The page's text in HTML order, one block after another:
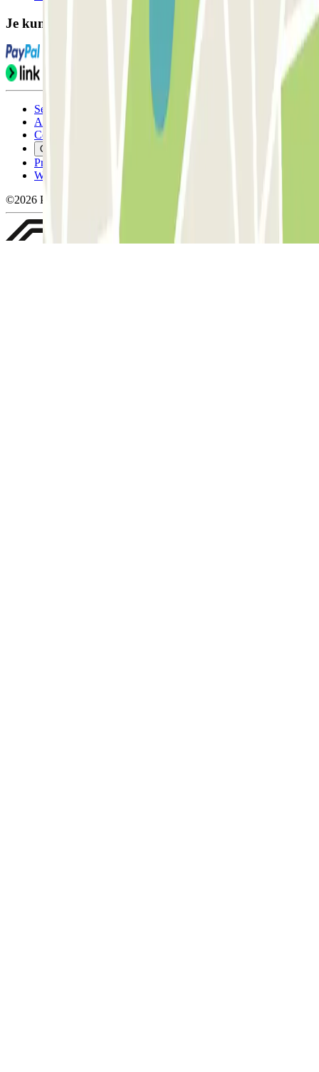
Je kunt deze betaalmethoden gebruiken:
Servicevoorwaarden
Annuleringsvoorwaarden
Cookiebeleid
Cookies beheren
Privacybeleid
Whistleblowing
©2026 Parclick. All rights reserved